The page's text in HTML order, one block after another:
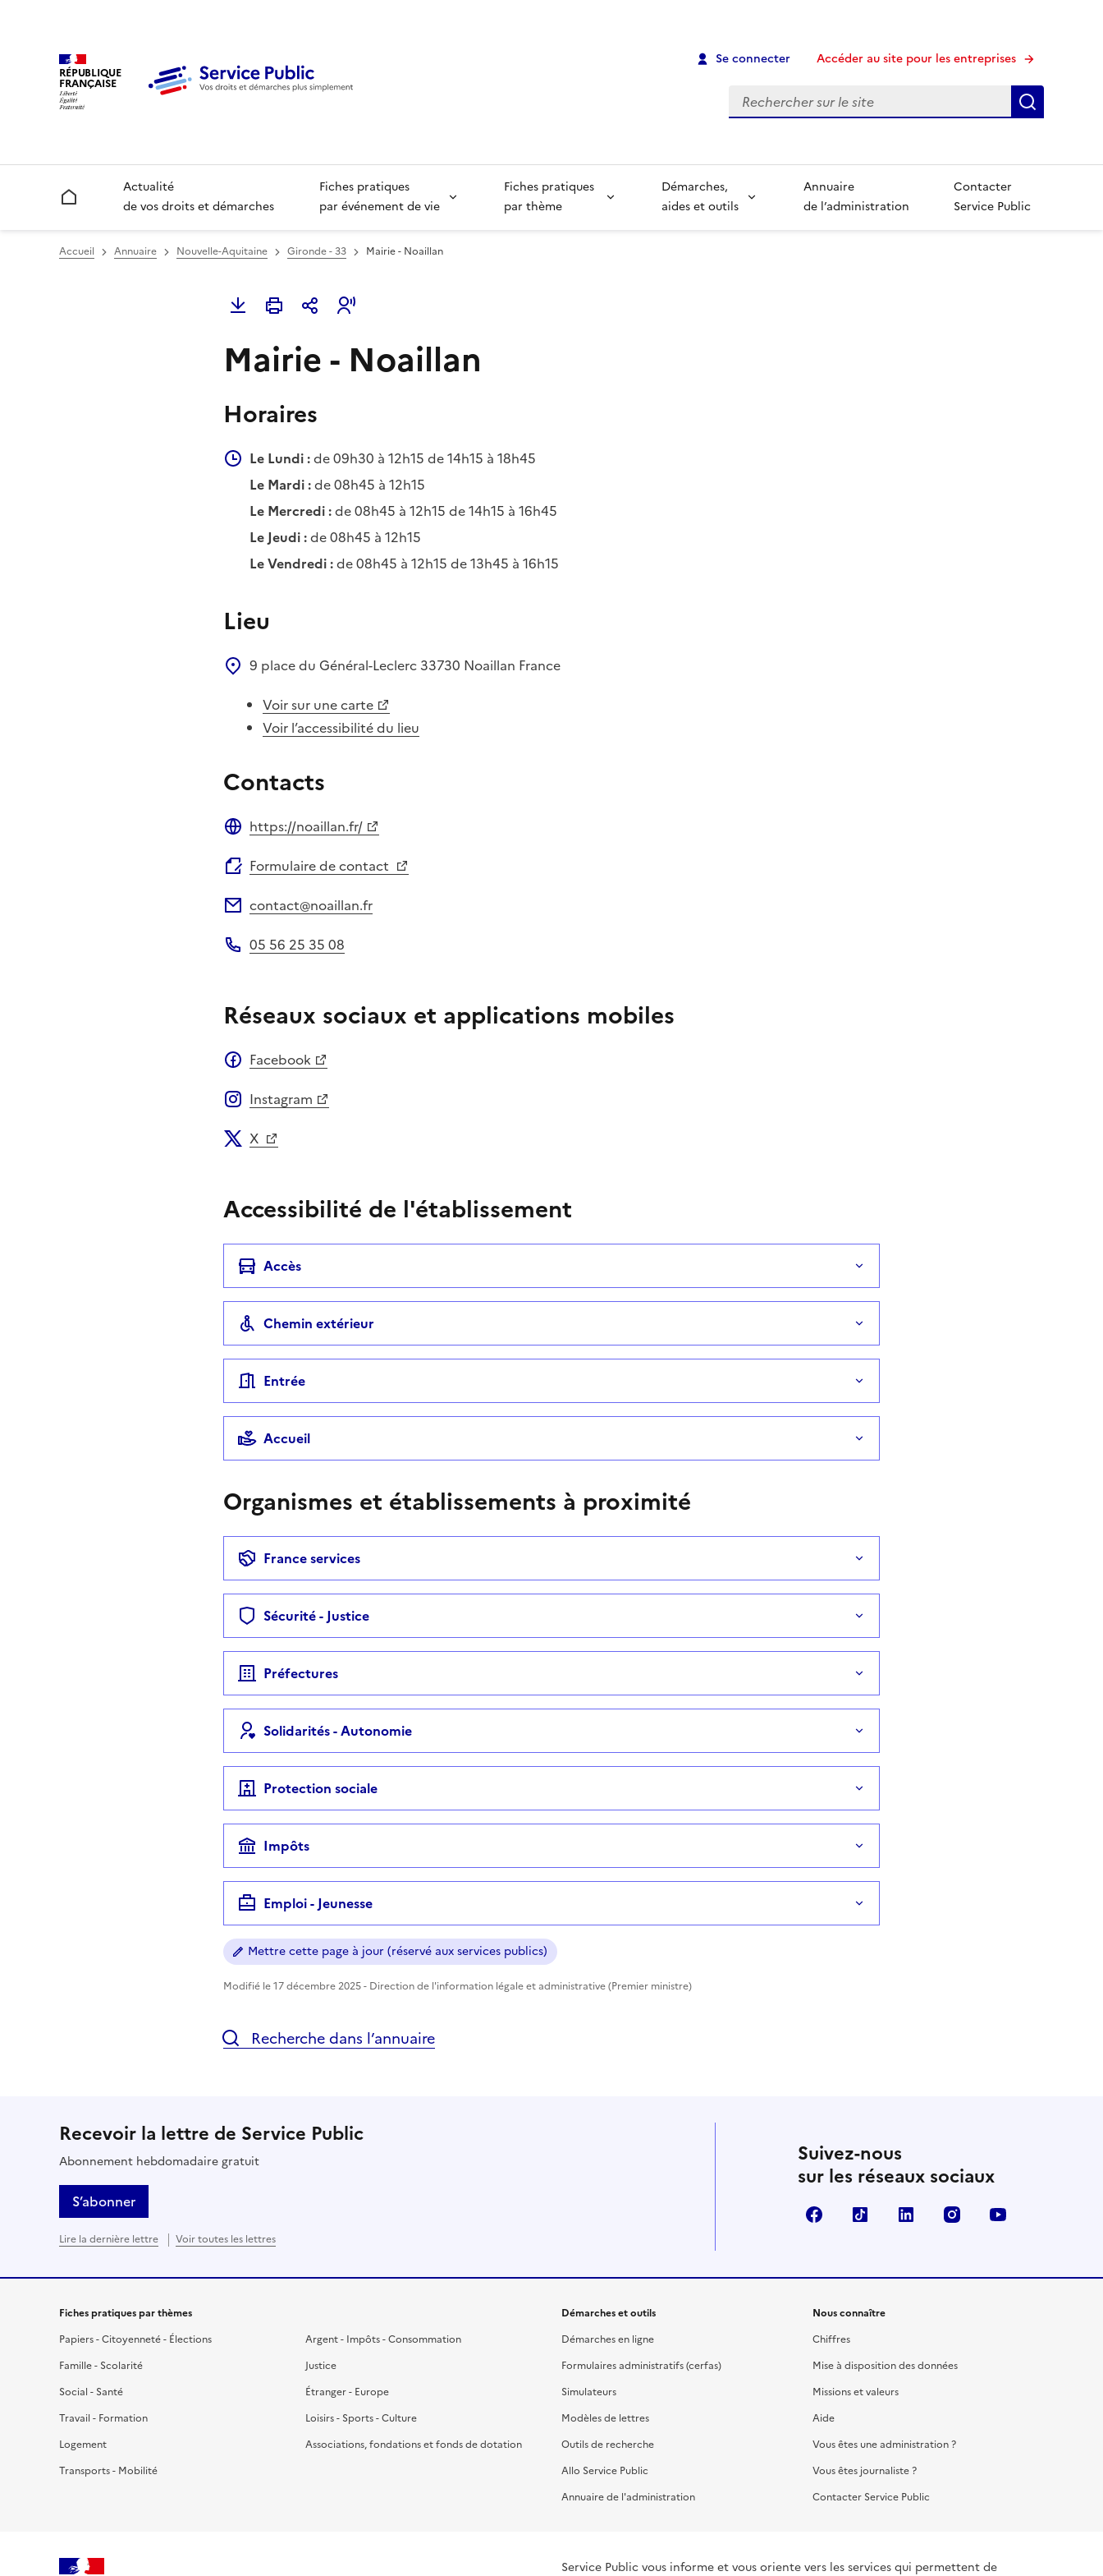
RÉPUBLIQUE
FRANÇAISE
Se connecter Accéder au site pour les entreprises
Recherche
Accueil
Actualité
de vos droits et démarches
Fiches pratiques
par événement de vie
Fiches pratiques
par thème
Démarches,
aides et outils
Annuaire
de l’administration
Contacter
Service Public
Accueil Annuaire Nouvelle-Aquitaine Gironde - 33 Mairie - Noaillan
Mairie - Noaillan
Horaires
Le Lundi :de 09h30 à 12h15 de 14h15 à 18h45
Le Mardi :de 08h45 à 12h15
Le Mercredi :de 08h45 à 12h15 de 14h15 à 16h45
Le Jeudi :de 08h45 à 12h15
Le Vendredi :de 08h45 à 12h15 de 13h45 à 16h15
Lieu
9 place du Général-Leclerc 33730 Noaillan France
Voir sur une carte
Voir l’accessibilité du lieu
Contacts
https://noaillan.fr/
Formulaire de contact
contact@noaillan.fr
05 56 25 35 08
Réseaux sociaux et applications mobiles
Facebook
Instagram
X
Accessibilité de l'établissement
Accès
Chemin extérieur
Entrée
Accueil
Organismes et établissements à proximité
France services
Sécurité - Justice
Préfectures
Solidarités - Autonomie
Protection sociale
Impôts
Emploi - Jeunesse
Mettre cette page à jour (réservé aux services publics)
Modifié le 17 décembre 2025 - Direction de l'information légale et administrative (Premier ministre)
Recherche dans l’annuaire
Recevoir la lettre de Service Public
Abonnement hebdomadaire gratuit
S’abonner
Lire la dernière lettre Voir toutes les lettres
Suivez-nous
sur les réseaux sociaux
FacebookTikTok LinkedIn Instagram
Fiches pratiques par thèmes
Papiers - Citoyenneté - Élections
Famille - Scolarité
Social - Santé
Travail - Formation
Logement
Transports - Mobilité
Argent - Impôts - Consommation
Justice
Étranger - Europe
Loisirs - Sports - Culture
Associations, fondations et fonds de dotation
Démarches et outils
Démarches en ligne
Formulaires administratifs (cerfas)
Simulateurs
Modèles de lettres
Outils de recherche
Allo Service Public
Annuaire de l'administration
Nous connaître
Chiffres
Mise à disposition des données
Missions et valeurs
Aide
Vous êtes une administration ?
Vous êtes journaliste ?
Contacter Service Public
Service Public vous informe et vous oriente vers les services qui permettent de